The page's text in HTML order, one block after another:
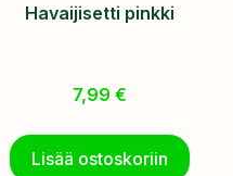
Havaijisetti pinkki
7,99 €
Lisää ostoskoriin